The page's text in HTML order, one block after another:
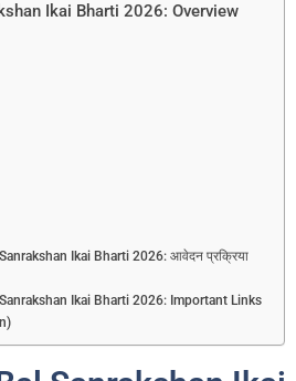
Ikai Bharti 2026: Overview
Ikai Bharti 2026: आवेदन प्रक्रिया
Ikai Bharti 2026: Important Links